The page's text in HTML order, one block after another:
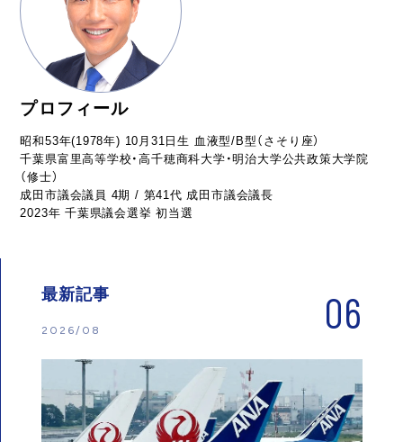
プロフィール
昭和53年(1978年) 10月31日生 血液型/B型（さそり座）
千葉県富里高等学校・高千穂商科大学・明治大学公共政策大学院
（修士）
成田市議会議員 4期 / 第41代 成田市議会議長
2023年 千葉県議会選挙 初当選
最新記事
2026/08 06